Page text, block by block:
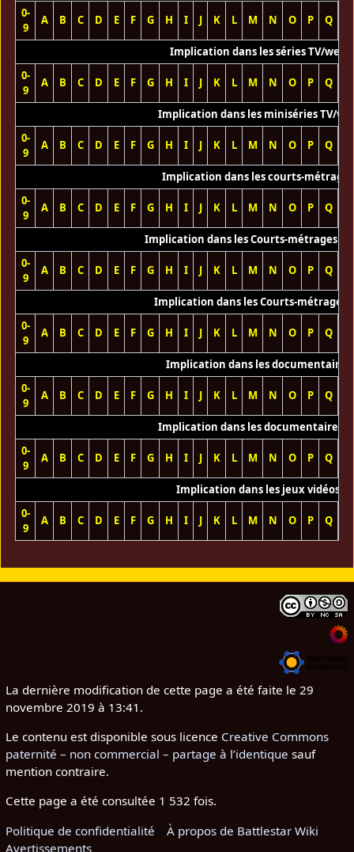
0-
9
A B C D E F G H I J K L M N O P Q
Implication dans les séries TV/web
0-
9
A B C D E F G H I J K L M N O P Q
Implication dans les miniséries TV/
0-
9
A B C D E F G H I J K L M N O P Q
Implication dans les courts-métrages
0-
9
A B C D E F G H I J K L M N O P Q
Implication dans les Courts-métrages
0-
9
A B C D E F G H I J K L M N O P Q
Implication dans les Courts-métrages
0-
9
A B C D E F G H I J K L M N O P Q
Implication dans les documentaires
0-
9
A B C D E F G H I J K L M N O P Q
Implication dans les documentaires
0-
9
A B C D E F G H I J K L M N O P Q
Implication dans les jeux vidéos
0-
9
A B C D E F G H I J K L M N O P Q
La dernière modification de cette page a été faite le 29
novembre 2019 à 13:41.
Le contenu est disponible sous licence Creative Commons
paternité – non commercial – partage à l’identique sauf
mention contraire.
Cette page a été consultée 1 532 fois.
Politique de confidentialité
À propos de Battlestar Wiki
Avertissements